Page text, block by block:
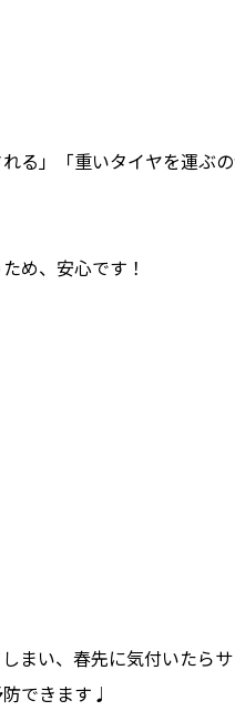
る」「重いタイヤを運ぶ
め、安心です！
まい、春先に気付いたら
できます♩